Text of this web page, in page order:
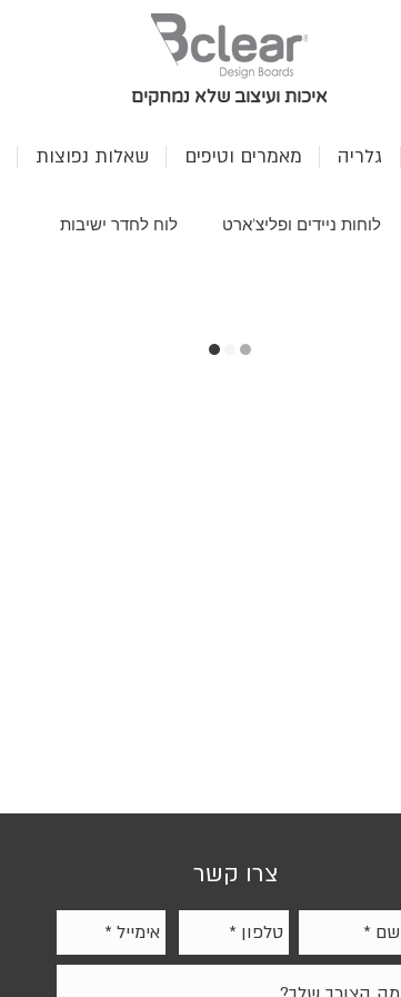
איכות ועיצוב שלא נמחקים
גלריה מאמרים וטיפים שאלות נפוצות
לוחות ניידים ופליצ'ארט לוח לחדר ישיבות
צרו קשר